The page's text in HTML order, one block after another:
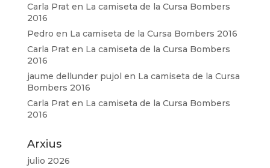
Carla Praten La camiseta de la Cursa Bombers
2016
Pedro en La camiseta de la Cursa Bombers 2016
Carla Praten La camiseta de la Cursa Bombers
2016
jaume dellunder pujol en La camiseta de la Cursa
Bombers 2016
Carla Praten La camiseta de la Cursa Bombers
2016
Arxius
julio 2026